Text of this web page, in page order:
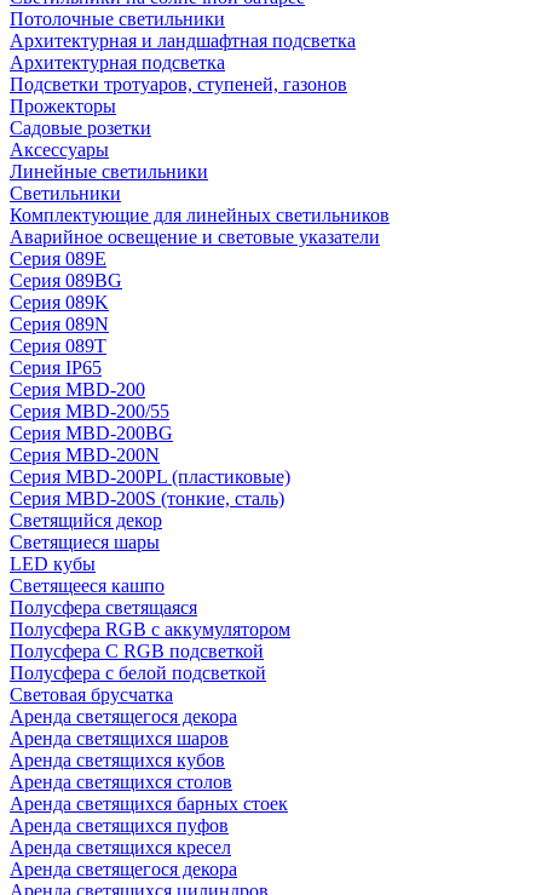
Потолочные светильники
Архитектурная и ландшафтная подсветка
Архитектурная подсветка
Подсветки тротуаров, ступеней, газонов
Прожекторы
Садовые розетки
Аксессуары
Линейные светильники
Светильники
Комплектующие для линейных светильников
Аварийное освещение и световые указатели
Серия 089E
Серия 089BG
Серия 089K
Серия 089N
Серия 089T
Серия IP65
Серия MBD-200
Серия MBD-200/55
Серия MBD-200BG
Серия MBD-200N
Серия MBD-200PL (пластиковые)
Серия MBD-200S (тонкие, сталь)
Светящийся декор
Светящиеся шары
LED кубы
Светящееся кашпо
Полусфера светящаяся
Полусфера RGB с аккумулятором
Полусфера С RGB подсветкой
Полусфера с белой подсветкой
Световая брусчатка
Аренда светящегося декора
Аренда светящихся шаров
Аренда светящихся кубов
Аренда светящихся столов
Аренда светящихся барных стоек
Аренда светящихся пуфов
Аренда светящихся кресел
Аренда светящегося декора
Аренда светящихся цилиндров